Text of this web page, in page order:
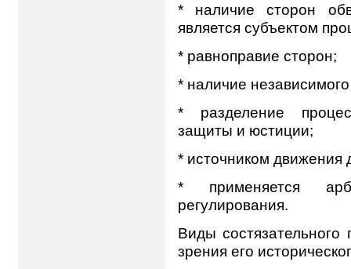
* наличие сторон
является субъектом
* равноправие сторон;
* наличие
* разделение
защиты и юстиции;
* источником движения
* применяется
регулирования.
Виды состязательного
зрения его